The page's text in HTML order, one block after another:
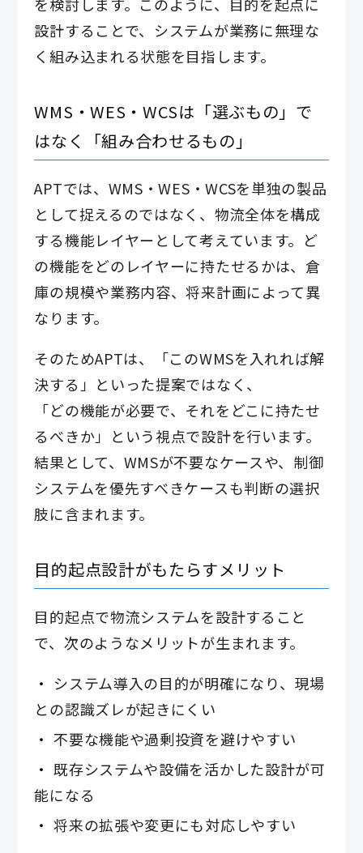
設計することで、システムが業務に無理な
く組み込まれる状態を目指します。
WMS・WES・WCSは「選ぶもの」で
はなく「組み合わせるもの」
APTでは、WMS・WES・WCSを単独の製品
として捉えるのではなく、物流全体を構成
する機能レイヤーとして考えています。ど
の機能をどのレイヤーに持たせるかは、倉
庫の規模や業務内容、将来計画によって異
なります。
そのためAPTは、「このWMSを入れれば解
決する」といった提案ではなく、
「どの機能が必要で、それをどこに持たせ
るべきか」という視点で設計を行います。
結果として、WMSが不要なケースや、制御
システムを優先すべきケースも判断の選択
肢に含まれます。
目的起点設計がもたらすメリット
目的起点で物流システムを設計すること
で、次のようなメリットが生まれます。
システム導入の目的が明確になり、現場
との認識ズレが起きにくい
不要な機能や過剰投資を避けやすい
既存システムや設備を活かした設計が可
能になる
将来の拡張や変更にも対応しやすい